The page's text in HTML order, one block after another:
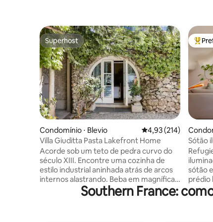
Superhost
Superhost
Condomínio ⋅ Blevio 4,93 de uma
4,93 (214)
Villa Giuditta Pasta Lakefront Home
Acorde sob um teto de pedra curvo do
século XIII. Encontre uma cozinha de
estilo industrial aninhada atrás de arcos
internos alastrando. Beba em magníficas
vistas do lago e da montanha a partir de
uma rede à sombra. Siga direto para o
Sótão
sótão
prédio
Southern France: